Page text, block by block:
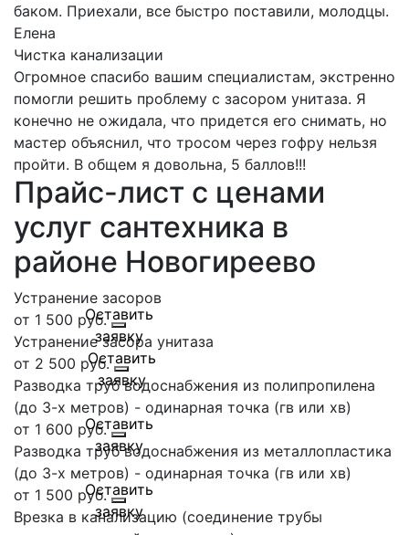
баком. Приехали, все быстро поставили, молодцы.
Елена
Чистка канализации
Огромное спасибо вашим специалистам, экстренно
помогли решить проблему с засором унитаза. Я
конечно не ожидала, что придется его снимать, но
мастер объяснил, что тросом через гофру нельзя
пройти. В общем я довольна, 5 баллов!!!
Прайс-лист с ценами
услуг сантехника в
районе Новогиреево
Устранение засоров
от 1 500 руб.
Устранение засора унитаза
от 2 500 руб.
Разводка труб водоснабжения из полипропилена
(до 3-х метров) - одинарная точка (гв или хв)
от 1 600 руб.
Разводка труб водоснабжения из металлопластика
(до 3-х метров) - одинарная точка (гв или хв)
от 1 500 руб.
Врезка в канализацию (соединение трубы